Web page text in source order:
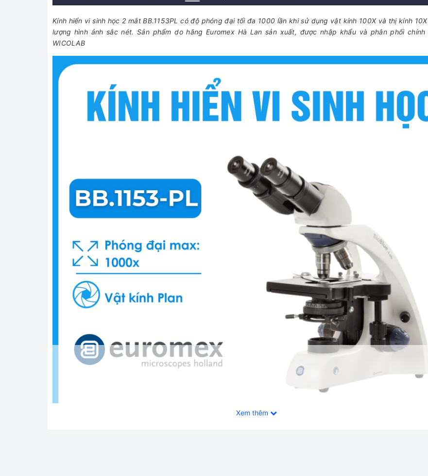
Kính hiển vi sinh học 2 mắt BB.1153PL có độ phóng đại tối đa 1000 lần khi sử dụng vật kính 100X và thị kính
lượng hình ảnh sắc nét. Sản phẩm do hãng Euromex Hà Lan sản xuất, được nhập khẩu và phân phối chính
WICOLAB
Xem thêm